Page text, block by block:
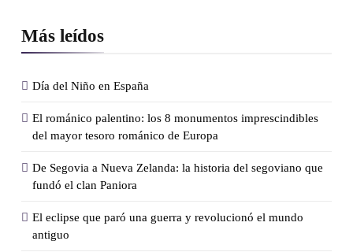
Más leídos
Día del Niño en España
El románico palentino: los 8 monumentos imprescindibles
del mayor tesoro románico de Europa
De Segovia a Nueva Zelanda: la historia del segoviano que
fundó el clan Paniora
El eclipse que paró una guerra y revolucionó el mundo
antiguo